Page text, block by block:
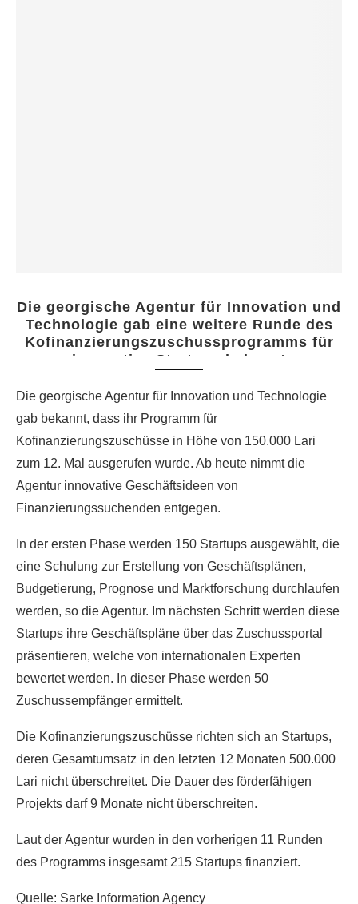
Die georgische Agentur für Innovation und
Technologie gab eine weitere Runde des
Kofinanzierungszuschussprogramms für
innovative Startups bekannt
Die georgische Agentur für Innovation und Technologie
gab bekannt, dass ihr Programm für
Kofinanzierungszuschüsse in Höhe von 150.000 Lari
zum 12. Mal ausgerufen wurde. Ab heute nimmt die
Agentur innovative Geschäftsideen von
Finanzierungssuchenden entgegen.
In der ersten Phase werden 150 Startups ausgewählt, die
eine Schulung zur Erstellung von Geschäftsplänen,
Budgetierung, Prognose und Marktforschung durchlaufen
werden, so die Agentur. Im nächsten Schritt werden diese
Startups ihre Geschäftspläne über das Zuschussportal
präsentieren, welche von internationalen Experten
bewertet werden. In dieser Phase werden 50
Zuschussempfänger ermittelt.
Die Kofinanzierungszuschüsse richten sich an Startups,
deren Gesamtumsatz in den letzten 12 Monaten 500.000
Lari nicht überschreitet. Die Dauer des förderfähigen
Projekts darf 9 Monate nicht überschreiten.
Laut der Agentur wurden in den vorherigen 11 Runden
des Programms insgesamt 215 Startups finanziert.
Quelle: Sarke Information Agency